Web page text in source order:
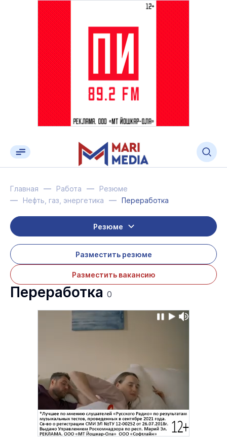
Главная Работа
Резюме
Нефть, газ, энергетика
Переработка
Разместить резюме
Разместить вакансию
Резюме
Переработка 0